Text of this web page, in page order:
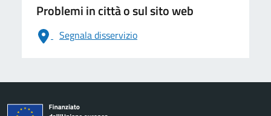
Problemi in città o sul sito web
Segnala disservizio
logo Unione Europea